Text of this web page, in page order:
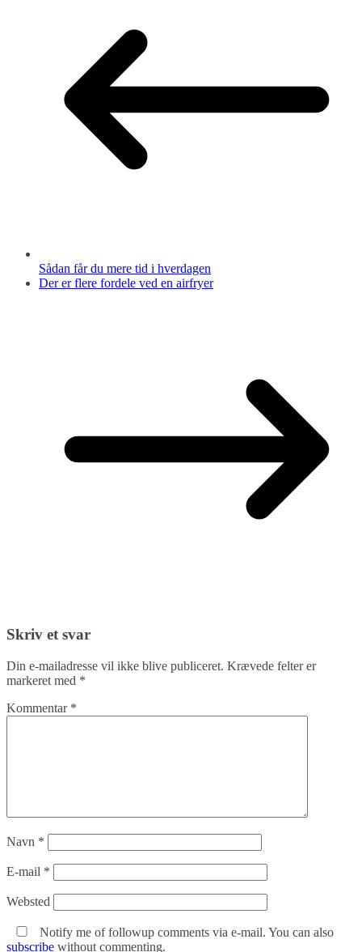
Sådan får du mere tid i hverdagen
Der er flere fordele ved en airfryer
Skriv et svar
Din e-mailadresse vil ikke blive publiceret. Krævede felter er
markeret med *
Kommentar *
Navn *
E-mail *
Websted
Notify me of followup comments via e-mail. You can also
subscribe without commenting.